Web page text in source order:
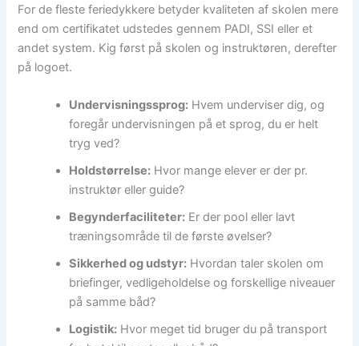
For de fleste feriedykkere betyder kvaliteten af skolen mere
end om certifikatet udstedes gennem PADI, SSI eller et
andet system. Kig først på skolen og instruktøren, derefter
på logoet.
Undervisningssprog: Hvem underviser dig, og
foregår undervisningen på et sprog, du er helt
tryg ved?
Holdstørrelse: Hvor mange elever er der pr.
instruktør eller guide?
Begynderfaciliteter: Er der pool eller lavt
træningsområde til de første øvelser?
Sikkerhed og udstyr: Hvordan taler skolen om
briefinger, vedligeholdelse og forskellige niveauer
på samme båd?
Logistik: Hvor meget tid bruger du på transport